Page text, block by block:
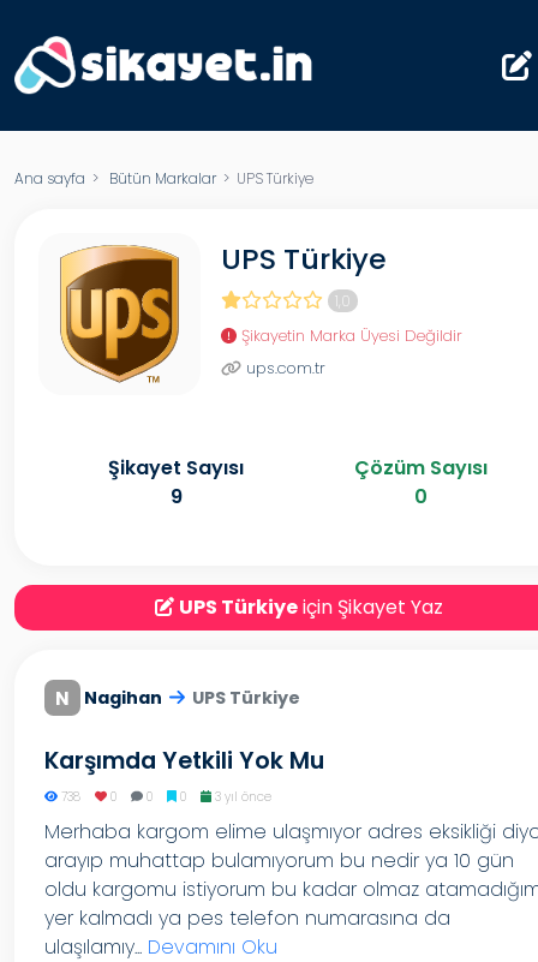
Ana sayfa > Bütün Markalar> UPS Türkiye
UPS Türkiye
1,0
Şikayetin Marka Üyesi Değildir
ups.com.tr
Şikayet Sayısı
9
Çözüm Sayısı
0
UPS Türkiyeiçin Şikayet Yaz
N Nagihan UPS Türkiye
Karşımda Yetkili Yok Mu
738 0 0 0 3 yıl önce
Merhaba kargom elime ulaşmıyor adres eksikliği
arayıp muhattap bulamıyorum bu nedir ya 10 gün
oldu kargomu istiyorum bu kadar olmaz
yer kalmadı ya pes telefon numarasına da
ulaşılamıy... Devamını Oku